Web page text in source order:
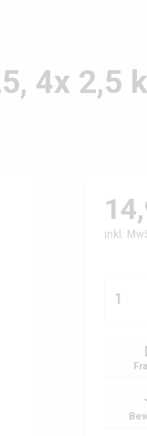
4x 2,5
inkl.